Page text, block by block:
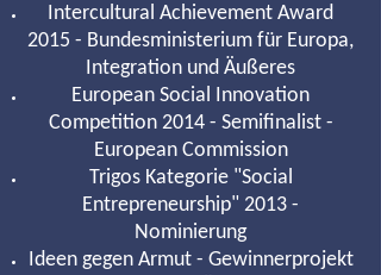
Intercultural Achievement Award
2015 - Bundesministerium für Europa,
Integration und Äußeres
European Social Innovation
Competition 2014 - Semifinalist -
European Commission
Trigos Kategorie "Social
Entrepreneurship" 2013 -
Nominierung
Ideen gegen Armut - Gewinnerprojekt